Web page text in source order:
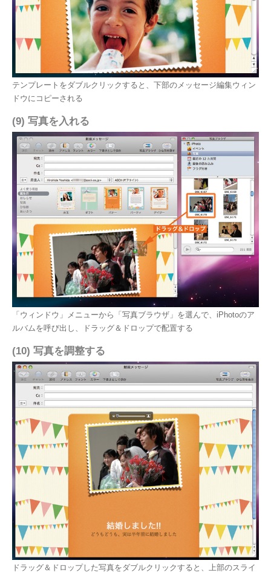
テンプレートをダブルクリックすると、下部のメッセージ編集ウィン
ドウにコピーされる
(9) 写真を入れる
「ウィンドウ」メニューから「写真ブラウザ」を選んで、iPhotoのア
ルバムを呼び出し、ドラッグ＆ドロップで配置する
(10) 写真を調整する
ドラッグ＆ドロップした写真をダブルクリックすると、上部のスライ